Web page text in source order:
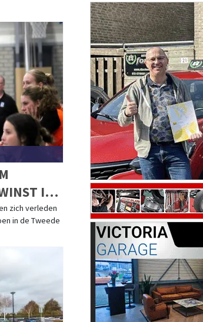
regio. Blijf
IN
zich verleden
in de Tweede